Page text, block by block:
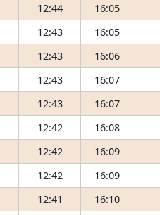
12:44 16:05
12:43 16:05
12:43 16:06
12:43 16:07
12:43 16:07
12:42 16:08
12:42 16:09
12:42 16:09
12:41 16:10